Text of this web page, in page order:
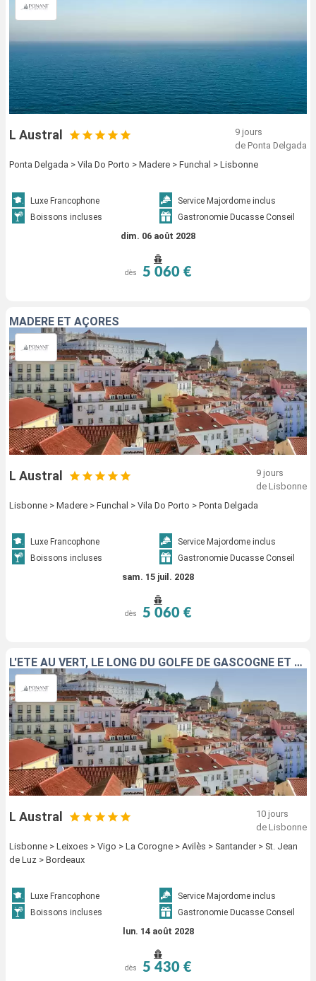
L Austral
9 jours
de Ponta Delgada
Ponta Delgada > Vila Do Porto > Madere > Funchal > Lisbonne
Luxe Francophone
Service Majordome inclus
Boissons incluses
Gastronomie Ducasse Conseil
dim. 06 août 2028
dès 5 060 €
MADÈRE ET AÇORES
L Austral
9 jours
de Lisbonne
Lisbonne > Madere > Funchal > Vila Do Porto > Ponta Delgada
Luxe Francophone
Service Majordome inclus
Boissons incluses
Gastronomie Ducasse Conseil
sam. 15 juil. 2028
dès 5 060 €
L'ÉTÉ AU VERT, LE LONG DU GOLFE DE GASCOGNE ET DE LA PÉNINSULE IBÉRIQUE
L Austral
10 jours
de Lisbonne
Lisbonne > Leixoes > Vigo > La Corogne > Avilès > Santander > St. Jean
de Luz > Bordeaux
Luxe Francophone
Service Majordome inclus
Boissons incluses
Gastronomie Ducasse Conseil
lun. 14 août 2028
dès 5 430 €